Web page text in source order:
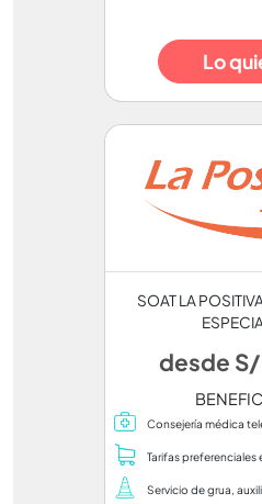
Lo
SOAT LA
desde
Consejería médica
Tarifas
Servicio de grua,